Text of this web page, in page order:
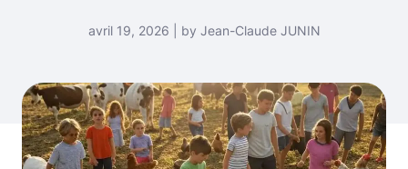
avril 19, 2026 | by Jean-Claude JUNIN